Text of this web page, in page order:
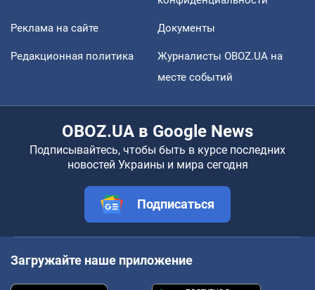
Реклама на сайте Документы
Редакционная политика
Журналисты OBOZ.UA на
месте событий
OBOZ.UA в Google News
Подписывайтесь, чтобы быть в курсе последних
новостей Украины и мира сегодня
Подписаться
Загружайте наше приложение